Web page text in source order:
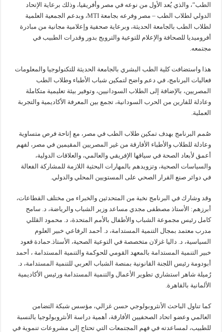
الطب”، والذي يُعد الأول من نوعه في مصر وأفريقيا، وذلك برعاية الإتحاد
الدولي لطلاب الطب – مصر وفرعه بجامعة MTI، وبدعم الجمعية العلمية
لطلاب الطب بالجامعة الحديثة، وبرعاية صحفية وإعلامية مجانية من مبادرة
أفروميديا للصحافة والإعلام للتوعية والترويج بدور وقدرات الطبيب في
مجتمعه.
هذا واستضافت كلية الطب البشري بالجامعة الحديثة للتكنولوجيا والمعلومات
فعاليات البرنامج، في دعم واضح لتمكين شباب الأطباء وطلاب الطب
المصريين، بالإضافة إلى الطلاب السودانيين، وتوفير بيئة تعليمية متكاملة
وعادلة للفارين من الحرب السودانية، تجمع بين المعرفة الأكاديمية والتجربة
العملية.
‏‎صُمم البرنامج بهدف تمكين طلاب الطب في مصر، مع إتاحة فرص متساوية
وعادلة للطلاب والأطباء الأفارقة من غير المصريين المقيمين في مصر، لفهم
أعمق لأبعاد الصحة في سياقها الإفريقي والعالمي، والعلاقات الدولية،
والسياسات الصحية، وتزويدهم بالمهارات البحثية اللازمة للمشاركة الفعالة
في دوائر صنع القرار الصحي على المستويين المحلي والدولي.
‏‎وقد وشارك في البرنامج نخبة من المتحدثين والخبراء من مختلف القطاعات،
أبرزهم: الأستاذ مصطفى مجدي مساعد وزير الشباب والرياضة، د. سامح
كامل رئيس مجموعة الشباب والأطفال بالأمم المتحدة، د. محمود القللي
مدرب معتمد بمجال التنمية المستدامة، د. أحمد الرفاعي خبير العلوم
السياسية، د. داليا غزلان متخصصة في التوعية الصحية، الأستاذ.حمادة قعود
خبير التنمية المستدامة بالمعهد القومي للحوكمة والتنمية المستدامة ، أحمد
أبودومة رئيس اللجنة القانونية بمنصة الشباب العربي للتنمية المستدامة، د.
رُميلة شاهر استشاري تطوير الأعمال والتنمية المستدامة ورئيس الأكاديمية
الألمانية بالقاهرة.
كما تناول الباحث الأنثروبولوجي حسن غزالي، مؤسس شبكة التضامن
العالمي وعضو اتحاد الصحفيين الأفارقة، أهمية دراسة الأنثروبولوجيا بالنسبة
للطبيب، لمساعدته في فهم المجتمعات التي تحتاج إلى مشروعات تنموية في